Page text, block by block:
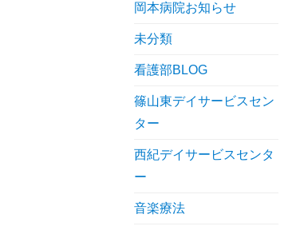
岡本病院お知らせ
未分類
看護部BLOG
篠山東デイサービスセン
ター
西紀デイサービスセンタ
ー
音楽療法